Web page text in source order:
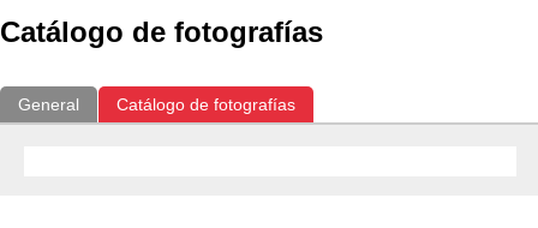
Catálogo de fotografías
General Catálogo de fotografías